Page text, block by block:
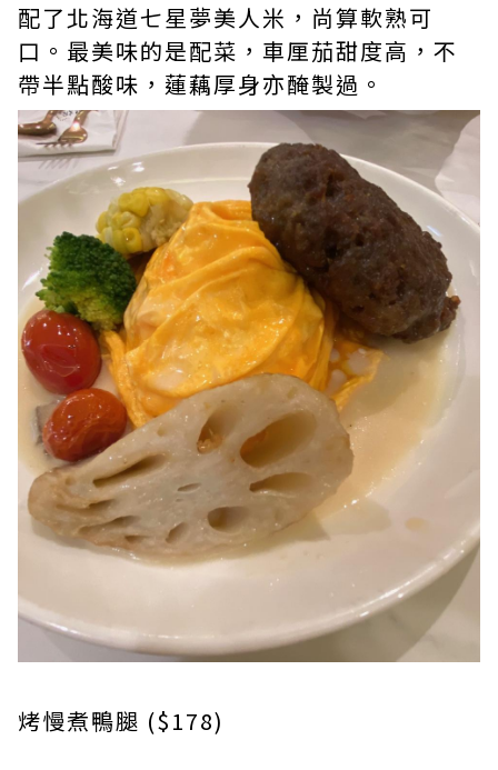
配了北海道七星夢美人米，尚算軟熟可
口。最美味的是配菜，車厘茄甜度高，不
帶半點酸味，蓮藕厚身亦醃製過。
烤慢煮鴨腿 ($178)